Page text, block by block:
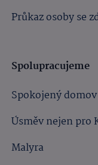
Průkaz osoby se
Spolupracujeme
Spokojený domov
Úsměv nejen pro
Malyra